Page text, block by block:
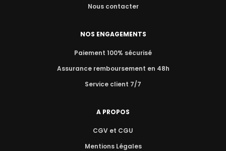
Nous contacter
NOS ENGAGEMENTS
Paiement 100% sécurisé
Assurance remboursement en 48h
Service client 7/7
A PROPOS
CGV et CGU
Mentions Légales